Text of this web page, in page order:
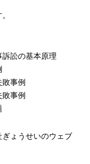
訟の基本原理
事例
事例
ょうせいのウェブ